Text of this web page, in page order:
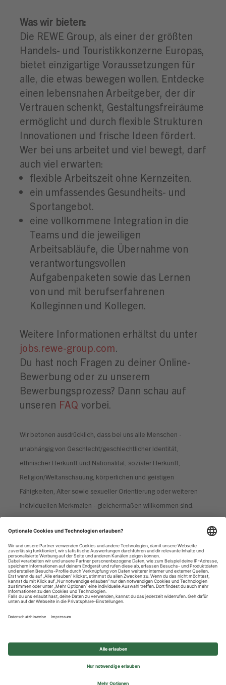
Was wir bieten:
Die REWE Group, als einer der größten
Handels- und Touristikkonzerne Europas,
bietet einzigartige Voraussetzungen für
alle, die etwas bewegen wollen. Entdecke
einen lebensnahen Arbeitgeber, der dir
Vertrauen schenkt, Gestaltungsfreiräume
ermöglicht und durch flexible Strukturen
Innovationen und frische Ideen fördert.
Wer bei uns arbeitet und viel bewegt, darf
auch viel erwarten:
flexible Arbeitszeit ohne Kernzeiten.
ein umfassendes Gesundheits- und
Sportangebot.
eine vollkommene Integration in die
Teams und die jeweiligen
Arbeitsabläufe, die Übernahme von
verantwortungsvollen
Aufgabenpaketen sowie das Lernen
von und mit berufserfahrenen
Kolleginnen und Kollegen.
Weitere Informationen erhältst du unter
jobs.rewe-group.com
Du hast noch Fragen zu deiner Online-
Bewerbung oder zu unserem
Bewerbungsprozess? Dann schau auf
unseren FAQ vorbei.
Wir betonen ausdrücklich, dass bei uns alle Menschen -
unabhängig von Geschlecht/geschlechtlicher Identität,
ethnischer Herkunft und Nationalität, sozialer Herkunft,
Religion/Weltanschauung, körperlichen und geistigen
Fähigkeiten, Alter sowie sexueller Orientierung oder weiteren
individuellen Merkmalen - gleichermaßen willkommen sind.
Datenschutzhinweise
Impressum